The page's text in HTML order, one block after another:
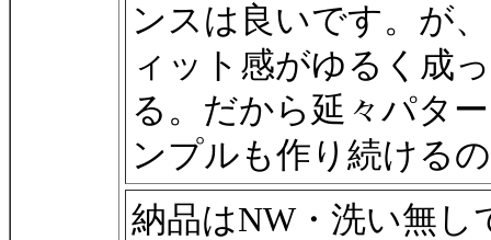
ンスは良いです。が
ィット感がゆるく成
る。だから延々パタ
ンプルも作り続ける
納品はNW・洗い無し